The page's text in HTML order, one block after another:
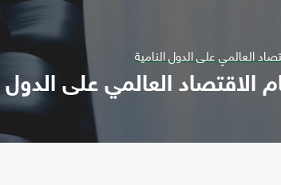
العالمي على الدول النامية
الاقتصاد العالمي على الدول